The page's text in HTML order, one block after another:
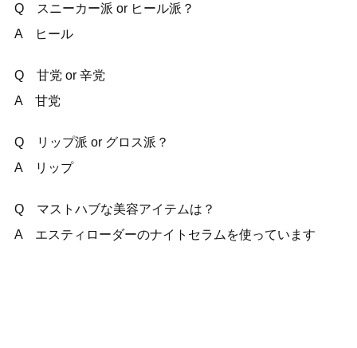
Q スニーカー派 or ヒール派？
A ヒール
Q 甘党 or 辛党
A 甘党
Q リップ派 or グロス派？
A リップ
Q マストハブな美容アイテムは？
A エスティローダーのナイトセラムを使っています